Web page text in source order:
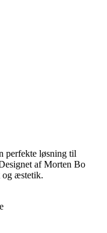
perfekte løsning til
af Morten Bo
og æstetik.